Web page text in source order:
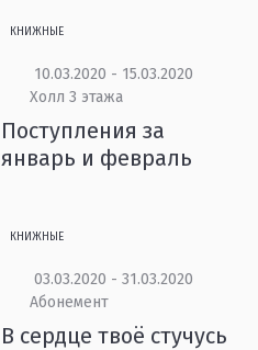
КНИЖНЫЕ
10.03.2020 - 15.03.2020
Холл 3 этажа
Поступления за
январь и февраль
КНИЖНЫЕ
03.03.2020 - 31.03.2020
Абонемент
В сердце твоё стучусь